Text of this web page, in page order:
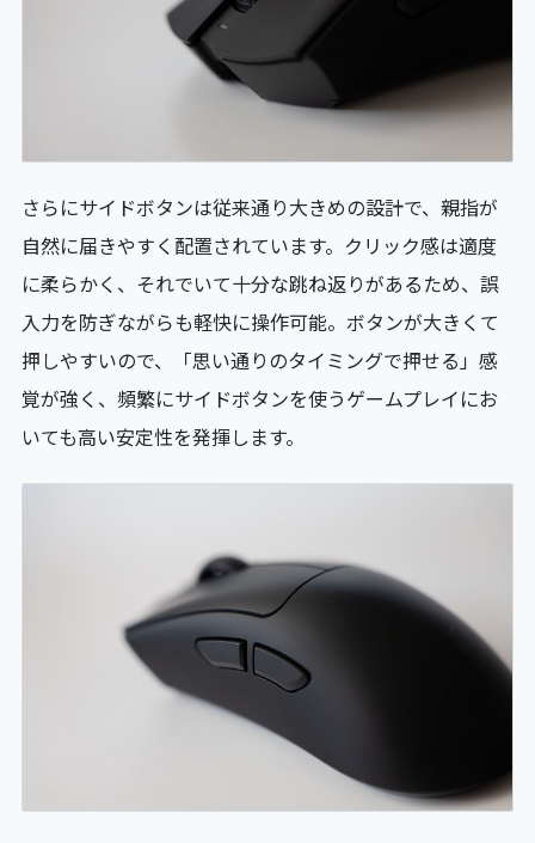
さらにサイドボタンは従来通り大きめの設計で、親指が
自然に届きやすく配置されています。クリック感は適度
に柔らかく、それでいて十分な跳ね返りがあるため、誤
入力を防ぎながらも軽快に操作可能。ボタンが大きくて
押しやすいので、「思い通りのタイミングで押せる」感
覚が強く、頻繁にサイドボタンを使うゲームプレイにお
いても高い安定性を発揮します。